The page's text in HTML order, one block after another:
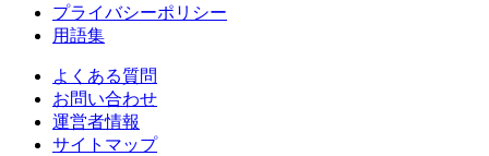
プライバシーポリシー
用語集
よくある質問
お問い合わせ
運営者情報
サイトマップ